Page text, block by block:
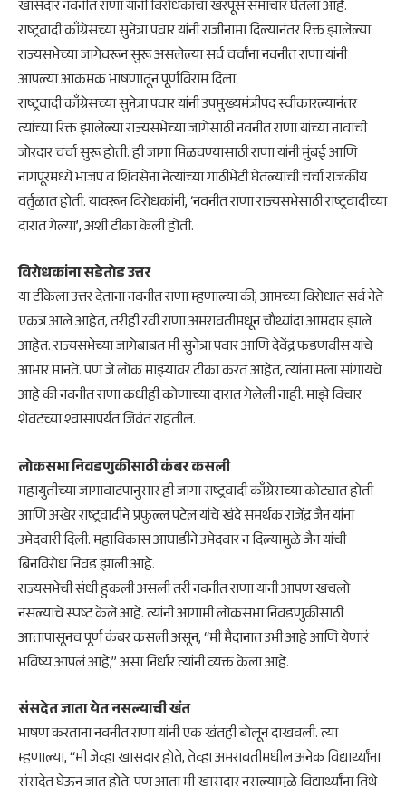
खासदार नवनीत राणा यांनी विरोधकांचा खरपूस समाचार घेतला आहे.
राष्ट्रवादी काँग्रेसच्या सुनेत्रा पवार यांनी राजीनामा दिल्यानंतर रिक्त झालेल्या
राज्यसभेच्या जागेवरून सुरू असलेल्या सर्व चर्चांना नवनीत राणा यांनी
आपल्या आक्रमक भाषणातून पूर्णविराम दिला.
​राष्ट्रवादी काँग्रेसच्या सुनेत्रा पवार यांनी उपमुख्यमंत्रीपद स्वीकारल्यानंतर
त्यांच्या रिक्त झालेल्या राज्यसभेच्या जागेसाठी नवनीत राणा यांच्या नावाची
जोरदार चर्चा सुरू होती. ही जागा मिळवण्यासाठी राणा यांनी मुंबई आणि
नागपूरमध्ये भाजप व शिवसेना नेत्यांच्या गाठीभेटी घेतल्याची चर्चा राजकीय
वर्तुळात होती. यावरून विरोधकांनी, ‘नवनीत राणा राज्यसभेसाठी राष्ट्रवादीच्या
दारात गेल्या’, अशी टीका केली होती.
​विरोधकांना सडेतोड उत्तर
​या टीकेला उत्तर देताना नवनीत राणा म्हणाल्या की, आमच्या विरोधात सर्व नेते
एकत्र आले आहेत, तरीही रवी राणा अमरावतीमधून चौथ्यांदा आमदार झाले
आहेत. राज्यसभेच्या जागेबाबत मी सुनेत्रा पवार आणि देवेंद्र फडणवीस यांचे
आभार मानते. पण जे लोक माझ्यावर टीका करत आहेत, त्यांना मला सांगायचे
आहे की नवनीत राणा कधीही कोणाच्या दारात गेलेली नाही. माझे विचार
शेवटच्या श्वासापर्यंत जिवंत राहतील.
​लोकसभा निवडणुकीसाठी कंबर कसली
​महायुतीच्या जागावाटपानुसार ही जागा राष्ट्रवादी काँग्रेसच्या कोट्यात होती
आणि अखेर राष्ट्रवादीने प्रफुल्ल पटेल यांचे खंदे समर्थक राजेंद्र जैन यांना
उमेदवारी दिली. महाविकास आघाडीने उमेदवार न दिल्यामुळे जैन यांची
बिनविरोध निवड झाली आहे.
​राज्यसभेची संधी हुकली असली तरी नवनीत राणा यांनी आपण खचलो
नसल्याचे स्पष्ट केले आहे. त्यांनी आगामी लोकसभा निवडणुकीसाठी
आत्तापासूनच पूर्ण कंबर कसली असून, “मी मैदानात उभी आहे आणि येणारं
भविष्य आपलं आहे,” असा निर्धार त्यांनी व्यक्त केला आहे.
​संसदेत जाता येत नसल्याची खंत
​भाषण करताना नवनीत राणा यांनी एक खंतही बोलून दाखवली. त्या
म्हणाल्या, “मी जेव्हा खासदार होते, तेव्हा अमरावतीमधील अनेक विद्यार्थ्यांना